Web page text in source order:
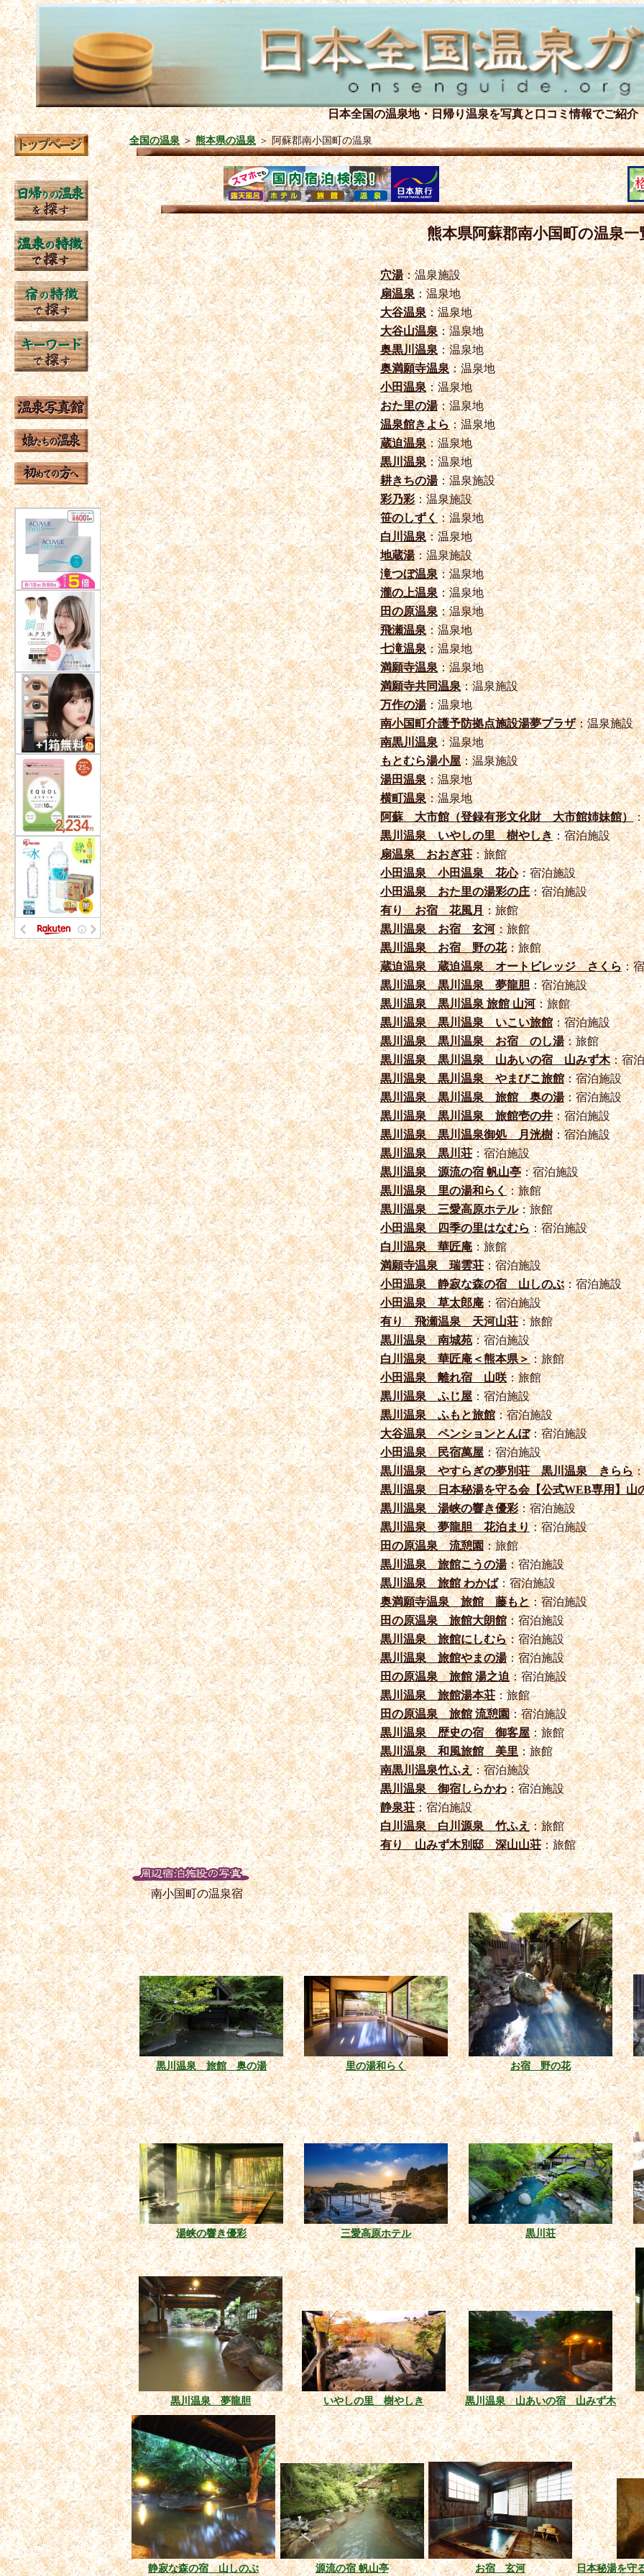
日本全国の温泉地・日帰り温泉を写真と口コミ情報でご紹介
全国の温泉＞熊本県の温泉＞阿蘇郡南小国町の温泉
熊本県阿蘇郡南小国町の温泉一
穴湯：温泉施設
扇温泉：温泉地
大谷温泉：温泉地
大谷山温泉：温泉地
奥黒川温泉：温泉地
奥満願寺温泉：温泉地
小田温泉：温泉地
おた里の湯：温泉地
温泉館きよら：温泉地
蔵迫温泉：温泉地
黒川温泉：温泉地
耕きちの湯：温泉施設
彩乃彩：温泉施設
笹のしずく：温泉地
白川温泉：温泉地
地蔵湯：温泉施設
滝つぼ温泉：温泉地
瀧の上温泉：温泉地
田の原温泉：温泉地
飛瀬温泉：温泉地
七滝温泉：温泉地
満願寺温泉：温泉地
満願寺共同温泉：温泉施設
万作の湯：温泉地
南小国町介護予防拠点施設湯夢プラザ：温泉施設
南黒川温泉：温泉地
もとむら湯小屋：温泉施設
湯田温泉：温泉地
横町温泉：温泉地
阿蘇 大市館（登録有形文化財 大市館姉妹館）
黒川温泉 いやしの里 樹やしき：宿泊施設
扇温泉 おおぎ荘：旅館
小田温泉 小田温泉 花心：宿泊施設
小田温泉 おた里の湯彩の庄：宿泊施設
有り お宿 花風月：旅館
黒川温泉 お宿 玄河：旅館
黒川温泉 お宿 野の花：旅館
蔵迫温泉 蔵迫温泉 オートビレッジ さくら：
黒川温泉 黒川温泉 夢龍胆：宿泊施設
黒川温泉 黒川温泉 旅館 山河：旅館
黒川温泉 黒川温泉 いこい旅館：宿泊施設
黒川温泉 黒川温泉 お宿 のし湯：旅館
黒川温泉 黒川温泉 山あいの宿 山みず木：宿
黒川温泉 黒川温泉 やまびこ旅館：宿泊施設
黒川温泉 黒川温泉 旅館 奥の湯：宿泊施設
黒川温泉 黒川温泉 旅館壱の井：宿泊施設
黒川温泉 黒川温泉御処 月洸樹：宿泊施設
黒川温泉 黒川荘：宿泊施設
黒川温泉 源流の宿 帆山亭：宿泊施設
黒川温泉 里の湯和らく：旅館
黒川温泉 三愛高原ホテル：旅館
小田温泉 四季の里はなむら：宿泊施設
白川温泉 華匠庵：旅館
満願寺温泉 瑞雲荘：宿泊施設
小田温泉 静寂な森の宿 山しのぶ：宿泊施設
小田温泉 草太郎庵：宿泊施設
有り 飛瀬温泉 天河山荘：旅館
黒川温泉 南城苑：宿泊施設
白川温泉 華匠庵＜熊本県＞：旅館
小田温泉 離れ宿 山咲：旅館
黒川温泉 ふじ屋：宿泊施設
黒川温泉 ふもと旅館：宿泊施設
大谷温泉 ペンションとんぼ：宿泊施設
小田温泉 民宿萬屋：宿泊施設
黒川温泉 やすらぎの夢別荘 黒川温泉 きらら
黒川温泉 日本秘湯を守る会【公式WEB専用】山
黒川温泉 湯峡の響き優彩：宿泊施設
黒川温泉 夢龍胆 花泊まり：宿泊施設
田の原温泉 流憩園：旅館
黒川温泉 旅館こうの湯：宿泊施設
黒川温泉 旅館 わかば：宿泊施設
奥満願寺温泉 旅館 藤もと：宿泊施設
田の原温泉 旅館大朗館：宿泊施設
黒川温泉 旅館にしむら：宿泊施設
黒川温泉 旅館やまの湯：宿泊施設
田の原温泉 旅館 湯之迫：宿泊施設
黒川温泉 旅館湯本荘：旅館
田の原温泉 旅館 流憩園：宿泊施設
黒川温泉 歴史の宿 御客屋：旅館
黒川温泉 和風旅館 美里：旅館
南黒川温泉竹ふえ：宿泊施設
黒川温泉 御宿しらかわ：宿泊施設
静泉荘：宿泊施設
白川温泉 白川源泉 竹ふえ：旅館
有り 山みず木別邸 深山山荘：旅館
南小国町の温泉宿
黒川温泉 旅館 奥の湯 里の湯和らく お宿 野の花
湯峡の響き優彩 三愛高原ホテル 黒川荘
黒川温泉 夢龍胆 いやしの里 樹やしき 黒川温泉 山あいの宿 山みず木
静寂な森の宿 山しのぶ 源流の宿 帆山亭 お宿 玄河 日本秘湯を守